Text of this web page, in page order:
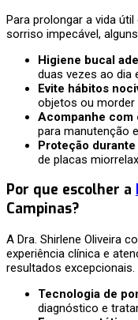
Para prolongar a vida
sorriso impecável,
Higiene bucal
duas vezes ao dia
Evite hábitos
objetos ou morder
Acompanhe com
para manutenção
Proteção durante
de placas
Por que escolher a
Campinas?
A Dra. Shirlene Oliveira
experiência clínica e
resultados
Tecnologia de
diagnóstico e